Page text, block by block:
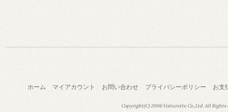
ホーム マイアカウント お問い合わせ プライバシーポリシー お支
Copyright(C) 2006 Voiturette Co.,Ltd. All Rights